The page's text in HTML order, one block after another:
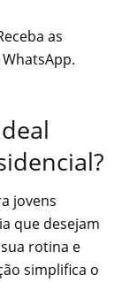
as
jovens
que desejam
rotina e
simplifica o